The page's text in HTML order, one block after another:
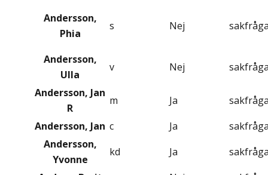
Andersson,
Phia
s Nej
Andersson,
Ulla
v Nej
Andersson, Jan
R
m Ja
Andersson, Jan c Ja
Andersson,
Yvonne
kd Ja